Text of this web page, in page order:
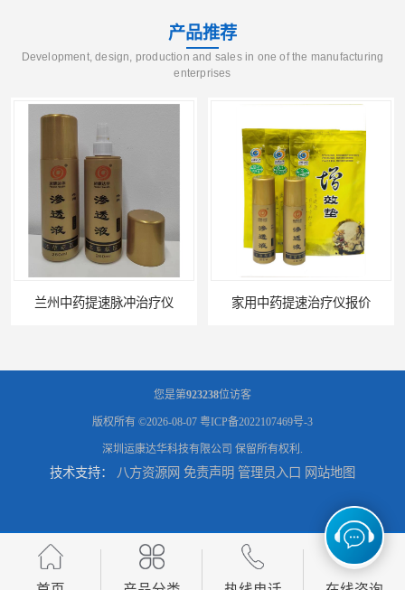
产品推荐
Development, design, production and sales in one of the manufacturing
enterprises
兰州中药提速脉冲治疗仪 家用中药提速治疗仪报价
天水康达中药提速 中药提速理疗仪牌子
您是第923238位访客
版权所有 ©2026-08-07 粤ICP备2022107469号-3
深圳运康达华科技有限公司 保留所有权利.
技术支持： 八方资源网 免责声明 管理员入口 网站地图